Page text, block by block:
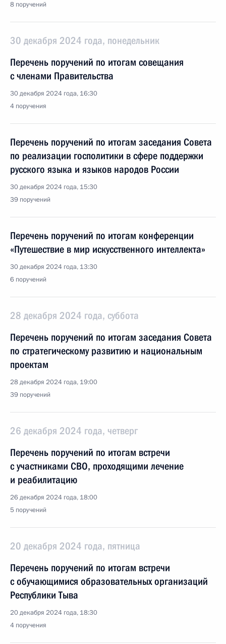
8 поручений
30 декабря 2024 года, понедельник
Перечень поручений по итогам совещания
с членами Правительства
30 декабря 2024 года, 16:30
4 поручения
Перечень поручений по итогам заседания Совета
по реализации госполитики в сфере поддержки
русского языка и языков народов России
30 декабря 2024 года, 15:30
39 поручений
Перечень поручений по итогам конференции
«Путешествие в мир искусственного интеллекта»
30 декабря 2024 года, 13:30
6 поручений
28 декабря 2024 года, суббота
Перечень поручений по итогам заседания Совета
по стратегическому развитию и национальным
проектам
28 декабря 2024 года, 19:00
39 поручений
26 декабря 2024 года, четверг
Перечень поручений по итогам встречи
с участниками СВО, проходящими лечение
и реабилитацию
26 декабря 2024 года, 18:00
5 поручений
20 декабря 2024 года, пятница
Перечень поручений по итогам встречи
с обучающимися образовательных организаций
Республики Тыва
20 декабря 2024 года, 18:30
4 поручения